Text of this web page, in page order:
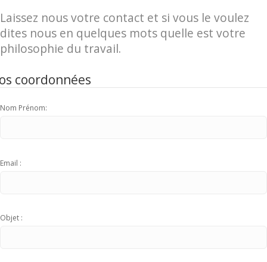
Laissez nous votre contact et si vous le voulez
dites nous en quelques mots quelle est votre
philosophie du travail.
coordonnées
Nom Prénom:
Email :
Objet :